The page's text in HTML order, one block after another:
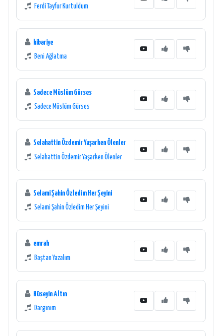
Ferdi Tayfur Kurtuldum
kibariye
Beni Ağlatma
Sadece Müslüm Gürses
Sadece Müslüm Gürses
Selahattin Özdemir Yaşarken Ölenler
Selahattin Özdemir Yaşarken Ölenler
Selami Şahin Özledim Her Şeyini
Selami Şahin Özledim Her Şeyini
emrah
Baştan Yazalım
Hüseyin Altın
Dargınım